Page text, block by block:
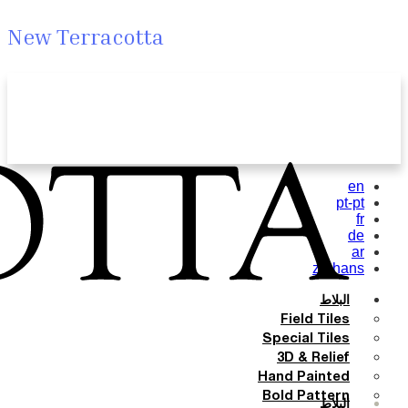
New Terracotta
البلاط
en
pt-pt
fr
de
ar
zh-hans
البلاط
Field Tiles
Special Tiles
3D & Relief
Hand Painted
Bold Pattern